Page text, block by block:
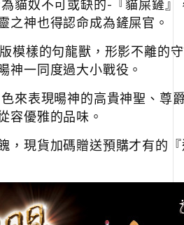
貓奴不可或缺的-『貓屎鏟』
之神也得認命成為鏟屎官。
模樣的句龍獸，形影不離的
神一同度過大小戰役。
來表現暘神的高貴神聖、尊
容優雅的品味。
，現貨加碼贈送預購才有的